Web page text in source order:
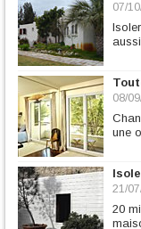
07/
08/
une
21/
20